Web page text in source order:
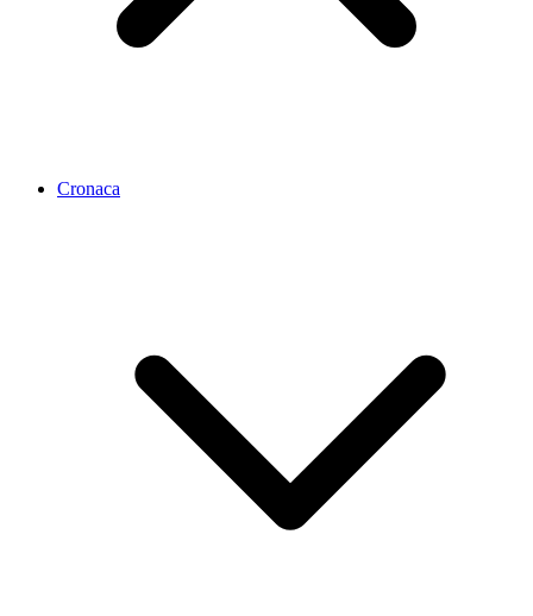
Cronaca